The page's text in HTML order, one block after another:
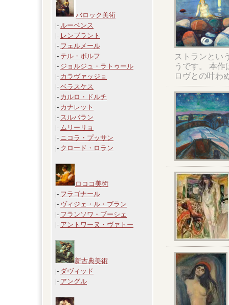
バロック美術
|- ルーベンス
|- レンブラント
|- フェルメール
|- テル・ボルフ
|- ジョルジュ・ラトゥール
|- カラヴァッジョ
|- ベラスケス
|- カルロ・ドルチ
|- カナレット
|- スルバラン
|- ムリーリョ
|- ニコラ・プッサン
|- クロード・ロラン
ロココ美術
|- フラゴナール
|- ヴィジェ・ル・ブラン
|- フランソワ・ブーシェ
|- アントワーヌ・ヴァトー
新古典美術
|- ダヴィッド
|- アングル
ストランとい
うです。 本
ロヴとの叶わ